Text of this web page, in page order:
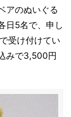
アのぬいぐる
日5名で、申し
受け付けてい
みで3,500円